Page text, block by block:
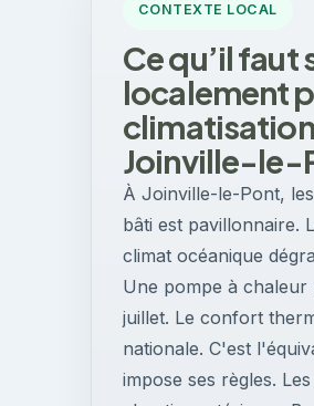
CONTEXTE LOCAL
Ce qu’il faut
localement
Joinville-le-
À Joinville-le-Pont,
bâti est pavillonnaire.
climat océanique
Une pompe à
juillet. Le confort
nationale. C'est
impose ses règles.